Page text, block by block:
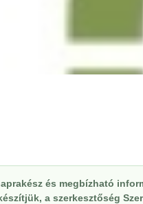
és megbízható
a szerkesztőség